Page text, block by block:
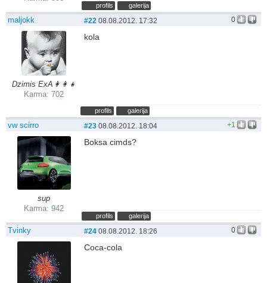
profils galerija
maljokk
Dzimis ExA👩‍👩‍👧‍
Karma: 702
0
#22 08.08.2012. 17:32
kola
profils galerija
vw scirro
sup
Karma: 942
+1
#23 08.08.2012. 18:04
Boksa cimds?
profils galerija
Tvinky 0
#24 08.08.2012. 18:26
Coca-cola